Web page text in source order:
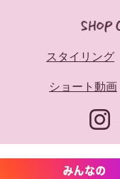
スタイリング
ショート動画